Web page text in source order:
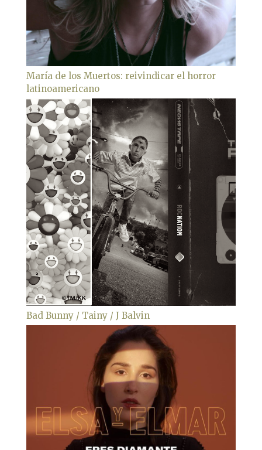
María de los Muertos: reivindicar el horror
latinoamericano
Bad Bunny / Tainy / J Balvin